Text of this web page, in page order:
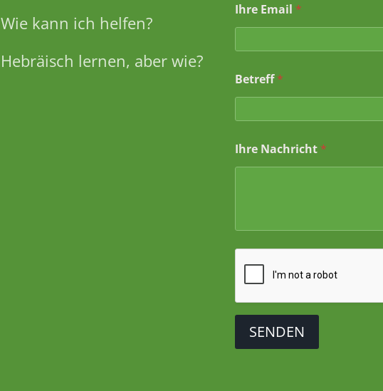
Wie kann ich helfen?
Hebräisch lernen, aber wie?
h
r
c
t
t
e
f
f
Ihre Email *
Betreff*
Ihre Nachricht *
SENDEN